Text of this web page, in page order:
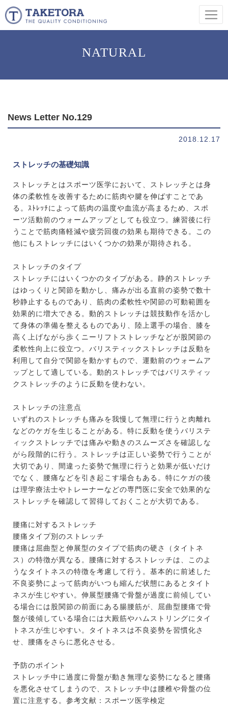
NATURAL
News Letter No.129
2018.12.17
ストレッチの基礎知識
ストレッチとはスポーツ医学において、ストレッチとは身
体の柔軟性を改善するために筋肉や腱を伸ばすことであ
る。ｽﾄﾚｯﾁによって筋肉の温度や血流が高まるため、スポ
ーツ活動前のウォームアップとしても役立つ。練習後に行
うことで筋肉痛軽減や疲労回復の効果も期待できる。この
他にもストレッチにはいくつかの効果が期待される。
ストレッチのタイプ
ストレッチにはいくつかのタイプがある。静的ストレッチ
はゆっくりと関節を動かし、痛みが出る直前の姿勢で数十
秒静止するものであり、筋肉の柔軟性や関節の可動範囲を
効果的に増大できる。動的ストレッチは競技動作を活かし
て身体の準備を整えるものであり、陸上選手の場合、膝を
高く上げながら歩くニーリフトストレッチなどが股関節の
柔軟性向上に役立つ。バリスティックストレッチは反動を
利用して自分で関節を動かすもので、運動前のウォームア
ップとして適している。動的ストレッチではバリスティッ
クストレッチのように反動を使わない。
ストレッチの注意点
いずれのストレッチも痛みを我慢して無理に行うと肉離れ
などのケガを生じることがある。特に反動を使うバリステ
ィックストレッチでは痛みや動きのスムーズさを確認しな
がら段階的に行う。ストレッチは正しい姿勢で行うことが
大切であり、間違った姿勢で無理に行うと効果が低いだけ
でなく、腰痛などを引き起こす場合もある。特にケガの後
は理学療法士やトレーナーなどの専門医に安全で効果的な
ストレッチを確認して習得しておくことが大切である。
腰痛に対するストレッチ
腰痛タイプ別のストレッチ
腰痛は屈曲型と伸展型のタイプで筋肉の硬さ（タイトネ
ス）の特徴が異なる。腰痛に対するストレッチは、このよ
うなタイトネスの特徴を考慮して行う。基本的に前述した
不良姿勢によって筋肉がいつも縮んだ状態にあるとタイト
ネスが生じやすい。伸展型腰痛で骨盤が過度に前傾してい
る場合には股関節の前面にある腸腰筋が、屈曲型腰痛で骨
盤が後傾している場合には大殿筋やハムストリングにタイ
トネスが生じやすい。タイトネスは不良姿勢を習慣化さ
せ、腰痛をさらに悪化させる。
予防のポイント
ストレッチ中に過度に骨盤が動き無理な姿勢になると腰痛
を悪化させてしまうので、ストレッチ中は腰椎や骨盤の位
置に注意する。参考文献：スポーツ医学検定